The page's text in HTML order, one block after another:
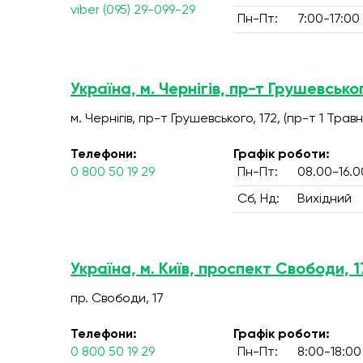
viber (095) 29-099-29
Пн-Пт: 7:00-17:00
Україна, м. Чернігів, пр-т
м. Чернігів, пр-т Грушевського, 172, (пр-т 1
Телефони:
0 800 50 19 29
Графік роботи:
Пн-Пт:
08.00-
Сб, Нд: Вихідний
Україна, м. Київ, проспект Свободи,
пр. Свободи, 17
Телефони:
0 800 50 19 29
Графік роботи:
Пн-Пт:
8:00-18:00